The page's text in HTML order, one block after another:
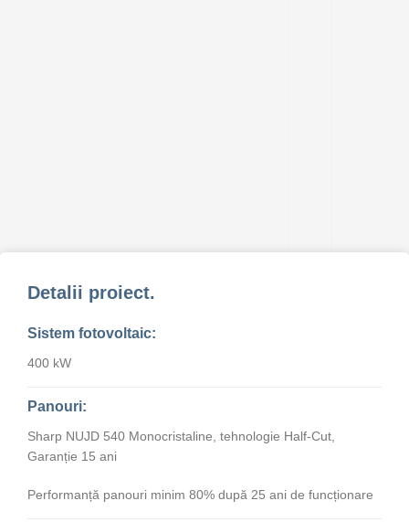
Detalii proiect.
Sistem fotovoltaic:
400 kW
Panouri:
Sharp NUJD 540 Monocristaline, tehnologie Half-Cut,
Garanție 15 ani
Performanță panouri minim 80% după 25 ani de funcționare